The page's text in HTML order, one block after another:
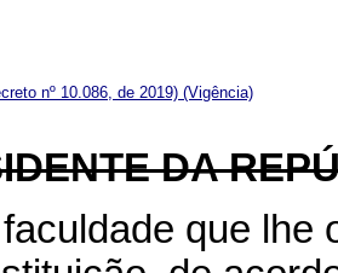
nº 10.086, de 2019) (Vigência)
DA
que lhe